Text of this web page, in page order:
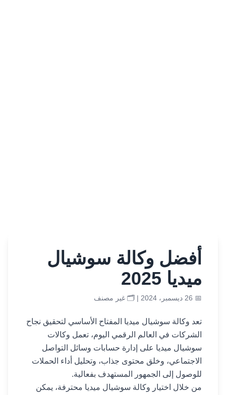
أفضل وكالة سوشيال
ميديا 2025
📅 26 ديسمبر، 2024 | 🗂️ غير مصنف
تعد وكالة سوشيال ميديا المفتاح الأساسي لتحقيق نجاح
الشركات في العالم الرقمي اليوم، تعمل وكالات
سوشيال ميديا على إدارة حسابات وسائل التواصل
الاجتماعي، وخلق محتوى جذاب، وتحليل أداء الحملات
للوصول إلى الجمهور المستهدف بفعالية.
من خلال اختيار وكالة سوشيال ميديا محترفة، يمكن